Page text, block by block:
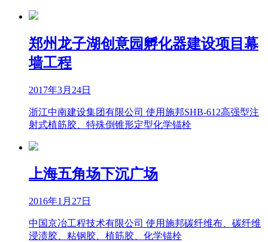
郑州龙子湖创意园孵化器建设项目幕
墙工程
2017年3月24日
浙江中南建设集团有限公司 使用施邦SHB-612高强型注
射式植筋胶、特殊倒锥形定型化学锚栓
上海五角场下沉广场
2016年1月27日
中国京冶工程技术有限公司 使用施邦碳纤维布、碳纤维
浸渍胶、粘钢胶、植筋胶、化学锚栓